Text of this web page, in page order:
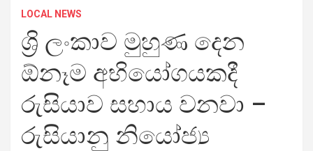
LOCAL NEWS
ශ්‍රි ලංකාව මුහුණ දෙන
ඕනෑම අභියෝගයකදී
රුසියාව සහාය වනවා –
රුසියානු නියෝජ්‍ය